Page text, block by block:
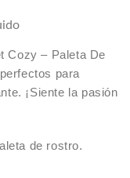
Cozy – Paleta De
para
¡Siente la pasión
de rostro.